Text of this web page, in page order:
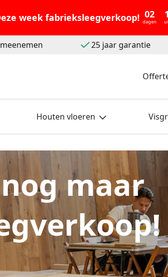
week fabrieksleegverkoop! 02
dagen
25 jaar garantie
Houten vloeren
maar